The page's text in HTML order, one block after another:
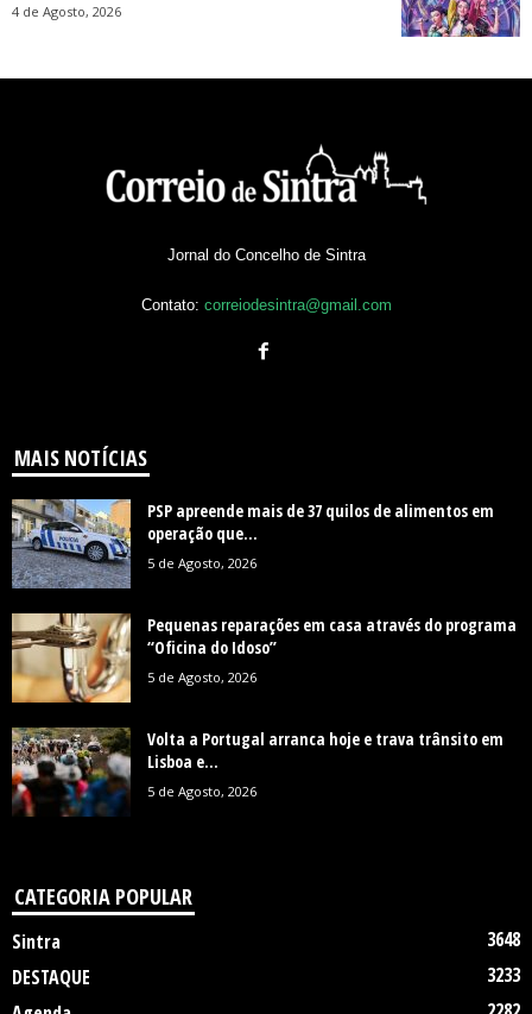
4 de Agosto, 2026
Jornal do Concelho de Sintra
Contato: correiodesintra@gmail.com
MAIS NOTÍCIAS
PSP apreende mais de 37 quilos de alimentos em
operação que...
5 de Agosto, 2026
Pequenas reparações em casa através do programa
“Oficina do Idoso”
5 de Agosto, 2026
Volta a Portugal arranca hoje e trava trânsito em
Lisboa e...
5 de Agosto, 2026
CATEGORIA POPULAR
Sintra
3648
DESTAQUE
3233